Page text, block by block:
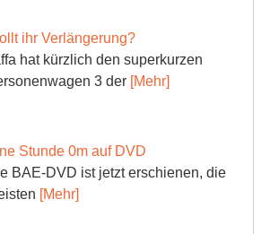
ihr Verlängerung?
hat kürzlich den superkurzen
3 der [Mehr]
Stunde 0m auf DVD
BAE-DVD ist jetzt erschienen, die
[Mehr]